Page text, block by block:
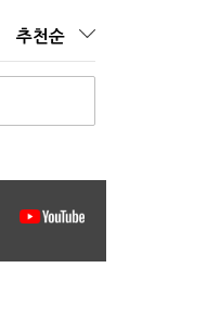
추천순